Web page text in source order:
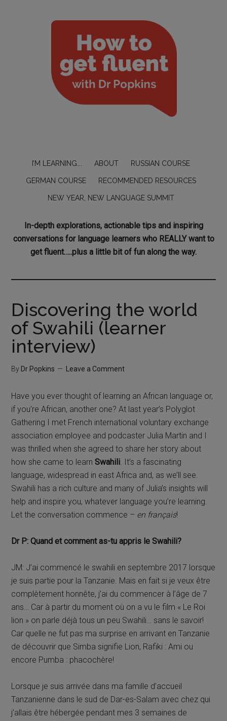
I’M LEARNING…. ABOUT RUSSIAN COURSE
GERMAN COURSE RECOMMENDED RESOURCES
NEW YEAR, NEW LANGUAGE SUMMIT
In-depth explorations, actionable tips and inspiring
conversations for language learners who REALLY want to
get fluent…..plus a little bit of fun along the way.
Discovering the world
of Swahili (learner
interview)
By Dr Popkins Leave a Comment
Have you ever thought of learning an African language or,
if you’re African, another one? At last year’s Polyglot
Gathering I met French international voluntary exchange
association employee and podcaster Julia Martin and I
was thrilled when she agreed to share her story about
how she came to learnSwahili. It’s a fascinating
language, widespread in east Africa and, as we’ll see.
Swahili has a rich culture and many of Julia’s insights will
help and inspire you, whatever language you’re learning.
Let the conversation commence – en français!
Dr P: Quand et comment as-tu appris le Swahili?
JM: J’ai commencé le swahili en septembre 2017 lorsque
je suis partie pour la Tanzanie. Mais en fait si je veux être
complètement honnête, j’ai du commencer à l’âge de 7
ans… Car à partir du moment où on a vu le film « Le Roi
lion » on parle déjà tous un peu Swahili… sans le savoir!
Car quelle ne fut pas ma surprise en arrivant en Tanzanie
de découvrir que Simba signifie Lion, Rafiki : Ami ou
encore Pumba : phacochère!
Lorsque je suis arrivée dans ma famille d’accueil
Tanzanienne dans le sud de Dar-es-Salam avec chez qui
j’allais être hébergée pendant mes 3 semaines de